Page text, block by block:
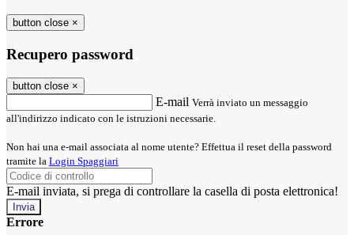
button close ×
Recupero password
button close ×
E-mail Verrà inviato un messaggio
all'indirizzo indicato con le istruzioni necessarie.
Non hai una e-mail associata al nome utente? Effettua il reset della password
tramite la Login Spaggiari
E-mail inviata, si prega di controllare la casella di posta elettronica!
Errore